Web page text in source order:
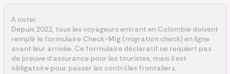
À noter
Depuis 2022, tous les voyageurs entrant en Colombie doivent
remplir le formulaire Check-Mig (migration check) en ligne
avant leur arrivée. Ce formulaire déclaratif ne requiert pas
de preuve d'assurance pour les touristes, mais il est
obligatoire pour passer les contrôles frontaliers.